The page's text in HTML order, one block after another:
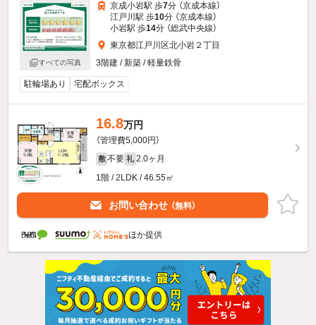
すべての写真
京成小岩駅 歩7分 （京成本線）
江戸川駅 歩10分 （京成本線）
小岩駅 歩14分 （総武中央線）
東京都江戸川区北小岩２丁目
3階建 / 新築 / 軽量鉄骨
駐輪場あり 宅配ボックス
16.8万円
（管理費5,000円）
敷 不要 礼 2.0ヶ月
1階 / 2LDK / 46.55㎡
お問い合わせ （無料）
ほか提供